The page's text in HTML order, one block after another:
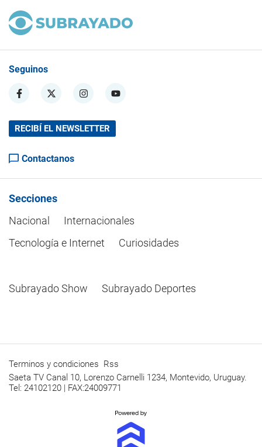
Seguinos
RECIBÍ EL NEWSLETTER
Contactanos
Secciones
Nacional
Internacionales
Tecnología e Internet
Curiosidades
Subrayado Show Subrayado Deportes
Terminos y condiciones Rss
Saeta TV Canal 10, Lorenzo Carnelli 1234, Montevido, Uruguay.
Tel: 24102120 | FAX:24009771